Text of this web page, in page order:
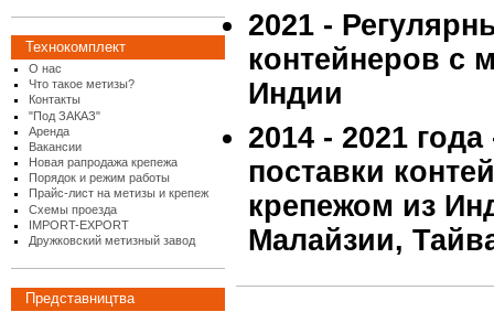
Технокомплект
О нас
Что такое метизы?
Контакты
"Под ЗАКАЗ"
Аренда
Вакансии
Новая рапродажа крепежа
Порядок и режим работы
Прайс-лист на метизы и крепеж
Схемы проезда
IMPORT-EXPORT
Дружковский метизный завод
Представництва
2021 -
контейнеров с
Индии
2014 - 2021
поставки
крепежом из
Малайзии,